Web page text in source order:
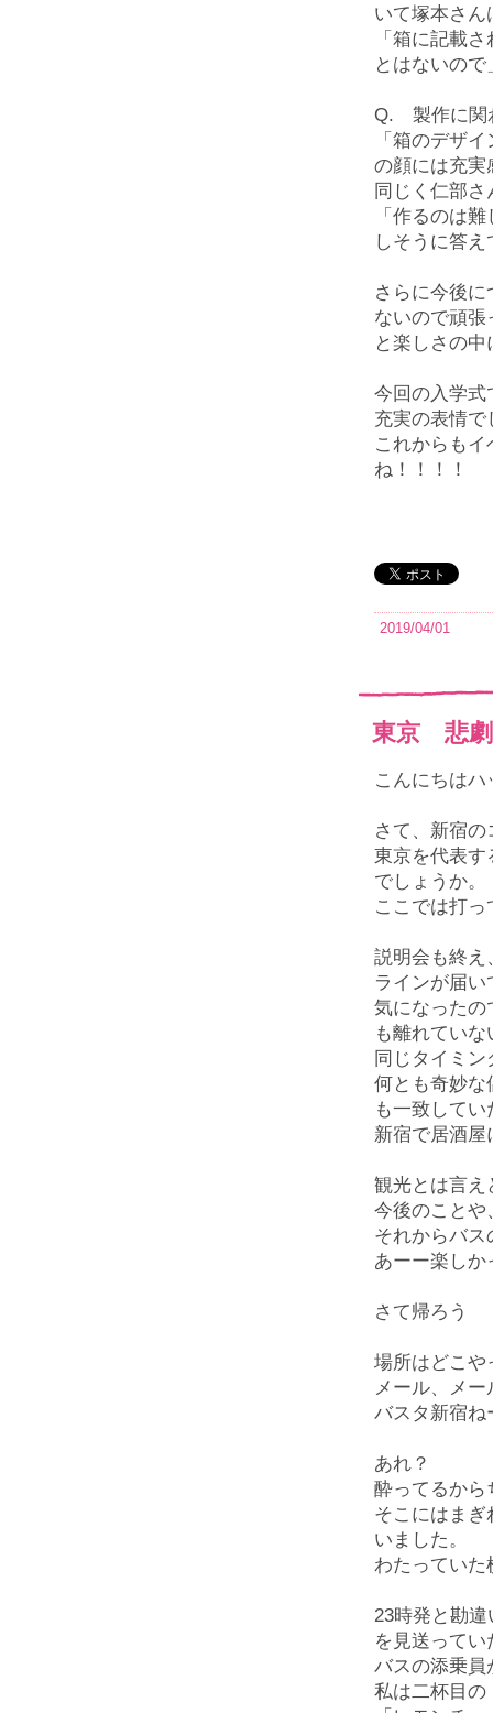
いて塚本さん
「箱に記載
とはないの
Q. 製作に関
「箱のデザ
の顔には充実
同じく仁部さ
「作るのは
しそうに答
さらに今後
ないので頑張
と楽しさの
今回の入学式
充実の表情で
これからも
ね！！！！
2019/04/01
東京 悲
こんにちは
さて、新宿
東京を代表す
でしょうか。
ここでは打
説明会も終え
ラインが届
気になったの
も離れてい
同じタイミ
何とも奇妙な
も一致してい
新宿で居酒
観光とは言え
今後のことや
それからバ
あーー楽しか
さて帰ろう
場所はどこや
メール、メー
バスタ新宿ね
あれ？
酔ってるから
そこにはま
いました。
わたっていた
23時発と勘
を見送って
バスの添乗員
私は二杯目の